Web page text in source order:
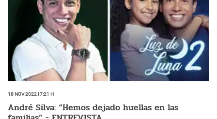
18 Nov 2022 | 7:21 h
André Silva: “Hemos dejado huellas en las